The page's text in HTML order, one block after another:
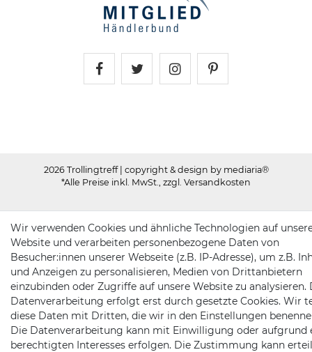
2026 Trollingtreff | copyright & design by mediaria®
*Alle Preise inkl. MwSt., zzgl. Versandkosten
Wir verwenden Cookies und ähnliche Technologien auf
Website und verarbeiten personenbezogene Daten von
Besucher:innen unserer Webseite (z.B. IP-Adresse), um z.B.
und Anzeigen zu personalisieren, Medien von Drittanbietern
einzubinden oder Zugriffe auf unsere Website zu analysieren.
Datenverarbeitung erfolgt erst durch gesetzte Cookies. Wir
diese Daten mit Dritten, die wir in den Einstellungen
Die Datenverarbeitung kann mit Einwilligung oder aufgrund
berechtigten Interesses erfolgen. Die Zustimmung kann